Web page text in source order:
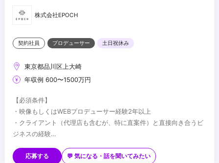
株式会社EPOCH
契約社員 プロデューサー 土日祝休み
東京都品川区上大崎
年収例 600〜1500万円
【必須条件】
・映像もしくはWEBプロデューサー経験2年以上
・クライアント（代理店も含むが、特に直案件）と直接向き合うビ
ジネスの経験
・クライアントの視点に立って、改善策を考えることができる方
・経営経験がある方
応募する 💬 気になる・話を聞いてみたい